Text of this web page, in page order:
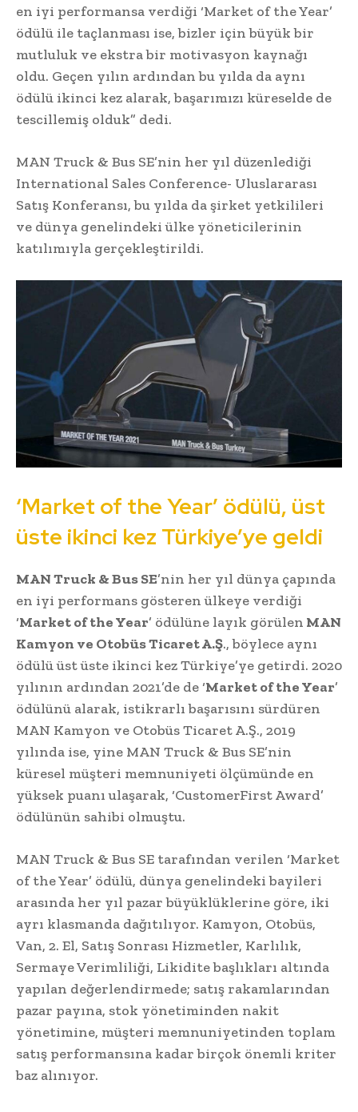
en iyi performansa verdiği ‘Market of the Year’
ödülü ile taçlanması ise, bizler için büyük bir
mutluluk ve ekstra bir motivasyon kaynağı
oldu. Geçen yılın ardından bu yılda da aynı
ödülü ikinci kez alarak, başarımızı küreselde de
tescillemiş olduk” dedi.
MAN Truck & Bus SE’nin her yıl düzenlediği
International Sales Conference- Uluslararası
Satış Konferansı, bu yılda da şirket yetkilileri
ve dünya genelindeki ülke yöneticilerinin
katılımıyla gerçekleştirildi.
‘Market of the Year’ ödülü, üst
üste ikinci kez Türkiye’ye geldi
MAN Truck & Bus SE’nin her yıl dünya çapında
en iyi performans gösteren ülkeye verdiği
‘Market of the Year’ ödülüne layık görülen MAN
Kamyon ve Otobüs Ticaret A.Ş., böylece aynı
ödülü üst üste ikinci kez Türkiye’ye getirdi. 2020
yılının ardından 2021’de de ‘Market of the Year’
ödülünü alarak, istikrarlı başarısını sürdüren
MAN Kamyon ve Otobüs Ticaret A.Ş., 2019
yılında ise, yine MAN Truck & Bus SE’nin
küresel müşteri memnuniyeti ölçümünde en
yüksek puanı ulaşarak, ‘CustomerFirst Award’
ödülünün sahibi olmuştu.
MAN Truck & Bus SE tarafından verilen ‘Market
of the Year’ ödülü, dünya genelindeki bayileri
arasında her yıl pazar büyüklüklerine göre, iki
ayrı klasmanda dağıtılıyor. Kamyon, Otobüs,
Van, 2. El, Satış Sonrası Hizmetler, Karlılık,
Sermaye Verimliliği, Likidite başlıkları altında
yapılan değerlendirmede; satış rakamlarından
pazar payına, stok yönetiminden nakit
yönetimine, müşteri memnuniyetinden toplam
satış performansına kadar birçok önemli kriter
baz alınıyor.